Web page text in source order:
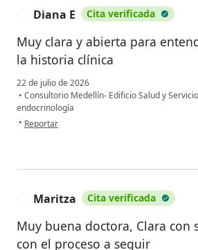
Diana E Cita verificada
Muy clara y abierta para
la historia clínica
22 de julio de 2026
• Consultorio Medellín- Edificio Salud y
endocrinología
• en opinión del usuario Diana E
Reportar
Maritza Cita verificada
Muy buena doctora, Clara con
con el proceso a seguir